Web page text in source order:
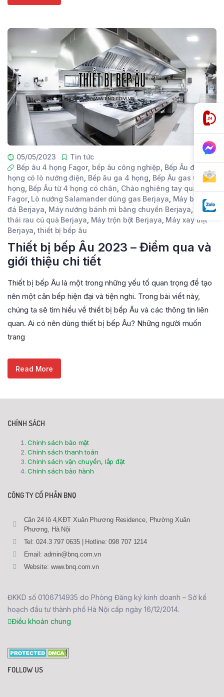
05/05/2023
Tin tức
Bếp âu 4 họng Fagor bếp âu công nghiệp Bếp Âu điện 6
họng có lò nướng điện Bếp âu ga 4 họng Bếp Âu gas 6
họng Bếp Âu từ 4 họng có chân Chảo nghiêng tay quay
Fagor, Lò nướng Salamander dùng gas Berjaya Máy bào
đá Berjaya Máy nướng bánh mì băng chuyền Berjaya
Máy
thái rau củ quả Berjaya Máy trộn bột Berjaya Máy xay thịt
Berjaya ,thiết bị bếp âu
Thiết bị bếp Âu 2023 – Điểm qua và
giới thiệu chi tiết
Thiết bị bếp Âu là một trong những yếu tố quan trọng để tạo
nên một căn bếp hiện đại và tiện nghi. Trong bài viết này,
chúng ta sẽ tìm hiểu về thiết bị bếp Âu và các thông tin liên
quan. Ai có nên dùng thiết bị bếp Âu? Những người muốn
trang
Read More
CHÍNH SÁCH
Chính sách bảo mật
Chính sách thanh toán
Chính sách vận chuyển, lắp đặt
Chính sách bảo hành
CÔNG TY CỔ PHẦN BNQ
Căn 24 lô 4,KĐT Xuân Phương Residence, Phường Xuân
Phương, Hà Nội
Tel: 024.3 797 0635 | Hotline: 098 707 1214
Email: admin@bnq.com.vn
Website: www.bnq.com.vn
ĐKKD số 0106714935 do Phòng Đăng ký kinh doanh – Sở kế
hoạch đầu tư thành phố Hà Nội cấp ngày 16/12/2014.
Điều khoản chung
FOLLOW US